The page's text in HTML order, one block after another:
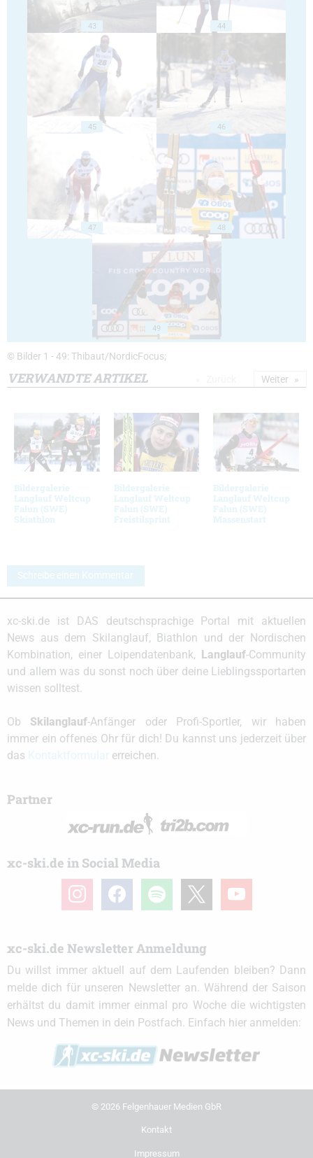
43 44
45 46
47 48
49
© Bilder 1 - 49: Thibaut/NordicFocus;
VERWANDTE ARTIKEL
Bildergalerie
Langlauf Weltcup
Falun (SWE)
Skiathlon
Bildergalerie
Langlauf Weltcup
Falun (SWE)
Freistilsprint
Bildergalerie
Langlauf Weltcup
Falun (SWE)
Massenstart
Weiter
Schreibe einen Kommentar
xc-ski.de ist DAS deutschsprachige Portal mit aktuellen
News aus dem Skilanglauf, Biathlon und der Nordischen
Kombination, einer Loipendatenbank,
Langlauf-Community
und allem was du sonst noch über deine Lieblingssportarten
wissen solltest.
Ob Skilanglauf-Anfänger oder Profi-Sportler, wir haben
immer ein offenes Ohr für dich! Du kannst uns jederzeit über
das
erreichen.
Partner
xc-ski.de in Social Media
instagramfacebook spotify youtube
xc-ski.de Newsletter Anmeldung
Du willst immer aktuell auf dem Laufenden bleiben? Dann
melde dich für unseren Newsletter an. Während der Saison
erhältst du damit immer einmal pro Woche die wichtigsten
News und Themen in dein Postfach. Einfach hier anmelden:
© 2026 Felgenhauer Medien GbR
Kontakt
Impressum